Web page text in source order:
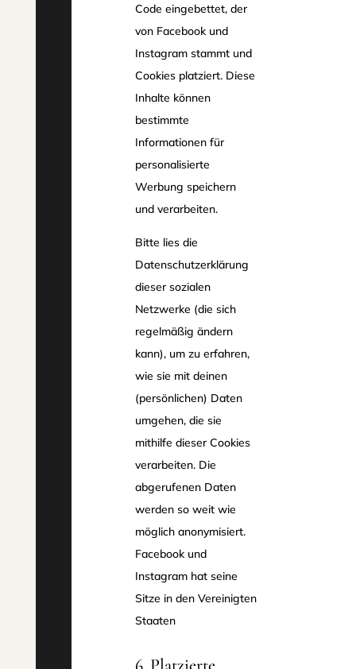
Code eingebettet, der
von Facebook und
Instagram stammt und
Cookies platziert. Diese
Inhalte können
bestimmte
Informationen für
personalisierte
Werbung speichern
und verarbeiten.
Bitte lies die
Datenschutzerklärung
dieser sozialen
Netzwerke (die sich
regelmäßig ändern
kann), um zu erfahren,
wie sie mit deinen
(persönlichen) Daten
umgehen, die sie
mithilfe dieser Cookies
verarbeiten. Die
abgerufenen Daten
werden so weit wie
möglich anonymisiert.
Facebook und
Instagram hat seine
Sitze in den Vereinigten
Staaten